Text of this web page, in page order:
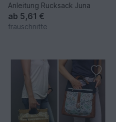
Anleitung Rucksack Juna
ab 5,61 €
frauschnitte